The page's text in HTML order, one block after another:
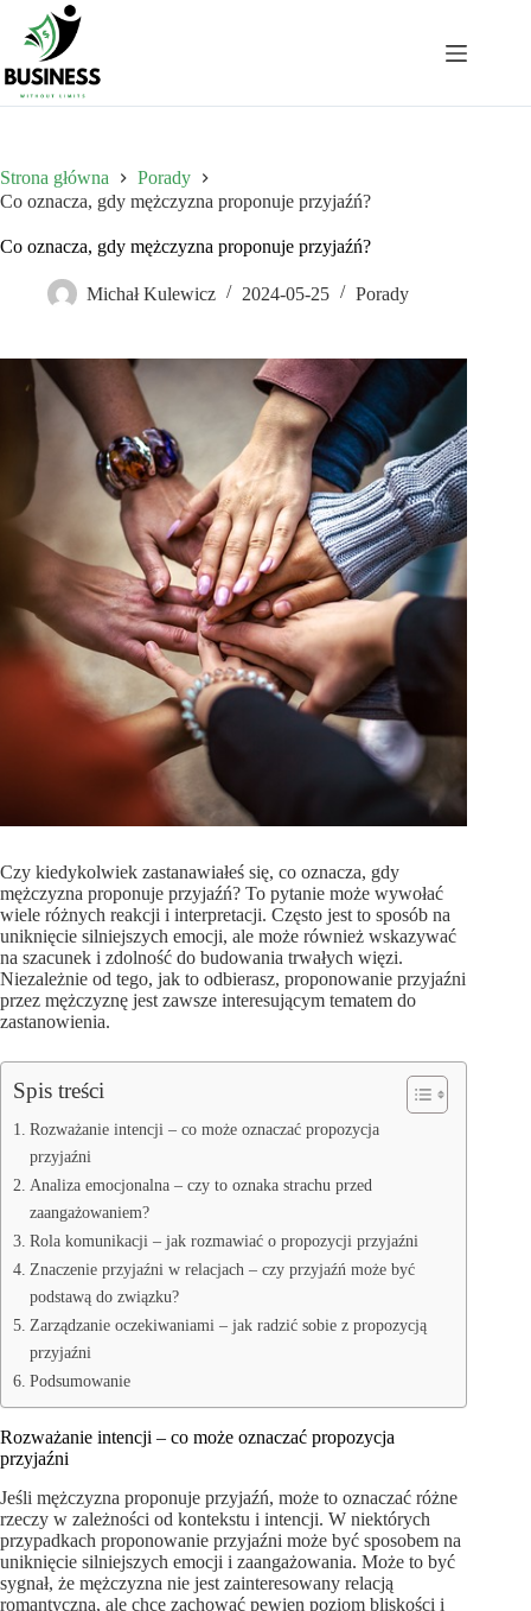
Przejdź
treści
Strona główna
Porady
Co oznacza, gdy mężczyzna proponuje przyjaźń?
Co oznacza, gdy mężczyzna proponuje przyjaźń?
Michał Kulewicz 2024-05-25 Porady
Czy kiedykolwiek zastanawiałeś się, co oznacza, gdy
mężczyzna proponuje przyjaźń? To pytanie może wywołać
wiele różnych reakcji i interpretacji. Często jest to sposób na
uniknięcie silniejszych emocji, ale może również wskazywać
na szacunek i zdolność do budowania trwałych więzi.
Niezależnie od tego, jak to odbierasz, proponowanie przyjaźni
przez mężczyznę jest zawsze interesującym tematem do
zastanowienia.
Spis treści
Rozważanie intencji – co może oznaczać propozycja
przyjaźni
Analiza emocjonalna – czy to oznaka strachu przed
zaangażowaniem?
Rola komunikacji – jak rozmawiać o propozycji przyjaźni
Znaczenie przyjaźni w relacjach – czy przyjaźń może być
podstawą do związku?
Zarządzanie oczekiwaniami – jak radzić sobie z propozycją
przyjaźni
Podsumowanie
Rozważanie intencji – co może oznaczać propozycja
przyjaźni
Jeśli mężczyzna proponuje przyjaźń, może to oznaczać różne
rzeczy w zależności od kontekstu i intencji. W niektórych
przypadkach proponowanie przyjaźni może być sposobem na
uniknięcie silniejszych emocji i zaangażowania. Może to być
sygnał, że mężczyzna nie jest zainteresowany relacją
romantyczną, ale chce zachować pewien poziom bliskości i